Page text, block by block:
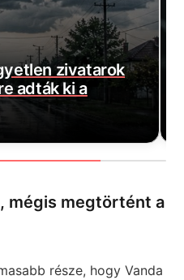
Péter
jó hírt! Végre
mégis megtörtént a
része, hogy Vanda